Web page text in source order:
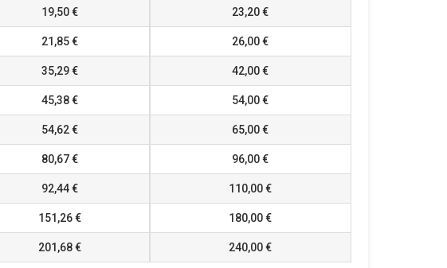
19,50 € 23,20 €
21,85 € 26,00 €
35,29 € 42,00 €
45,38 € 54,00 €
54,62 € 65,00 €
80,67 € 96,00 €
92,44 € 110,00 €
151,26 € 180,00 €
201,68 € 240,00 €